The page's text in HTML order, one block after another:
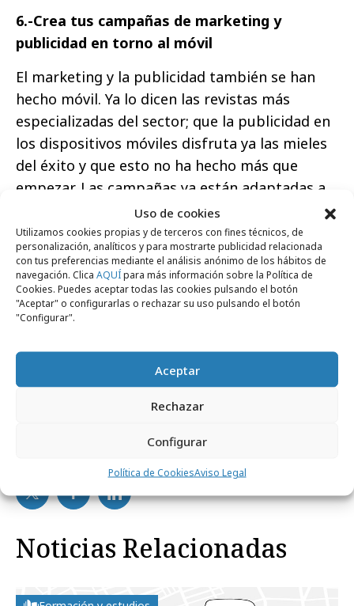
Uso de cookies
Utilizamos cookies propias y de terceros con fines técnicos, de
personalización, analíticos y para mostrarte publicidad relacionada
con tus preferencias mediante el análisis anónimo de los hábitos de
navegación. Clica AQUÍpara más información sobre la Política de
Cookies. Puedes aceptar todas las cookies pulsando el botón
"Aceptar" o configurarlas o rechazar su uso pulsando el botón
"Configurar".
Aceptar
Rechazar
Configurar
Política de CookiesAviso Legal
6.-Crea tus campañas de marketing y
publicidad en torno al móvil
El marketing y la publicidad también se han
hecho móvil. Ya lo dicen las revistas más
especializadas del sector; que la publicidad en
los dispositivos móviles disfruta ya las mieles
del éxito y que esto no ha hecho más que
empezar. Las campañas ya están adaptadas a
publicidad móvil y la cobertura y experiencia
es cada vez mejor. Incluso podemos
personalizarlas con los productos más
vendidos, las últimas ofertas u ofrecer una
selección de artículos en función del
comportamiento del usuario.
Noticias Relacionadas